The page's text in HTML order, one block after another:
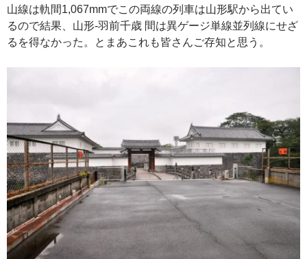
山線は軌間1,067mmでこの両線の列車は山形駅から出てい
るので結果、山形-羽前千歳 間は異ゲージ単線並列線にせざ
るを得なかった。とまあこれも皆さんご存知と思う。